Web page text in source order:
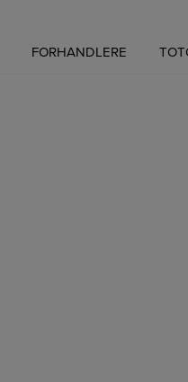
FORHANDLERE